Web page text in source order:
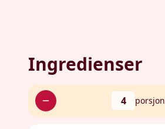
Ingredienser
4